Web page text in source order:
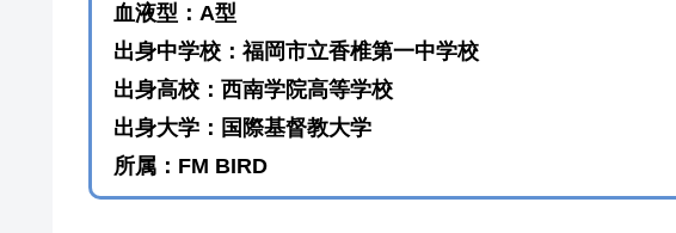
血液型：A型
出身中学校：福岡市立香椎第一中学校
出身高校：西南学院高等学校
出身大学：国際基督教大学
所属：FM BIRD